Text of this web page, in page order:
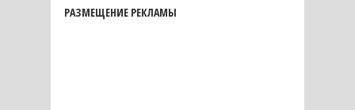
РАЗМЕЩЕНИЕ РЕКЛАМЫ